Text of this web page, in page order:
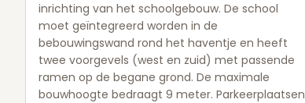
inrichting van het schoolgebouw. De school
moet geïntegreerd worden in de
bebouwingswand rond het haventje en heeft
twee voorgevels (west en zuid) met passende
ramen op de begane grond. De maximale
bouwhoogte bedraagt 9 meter. Parkeerplaatsen